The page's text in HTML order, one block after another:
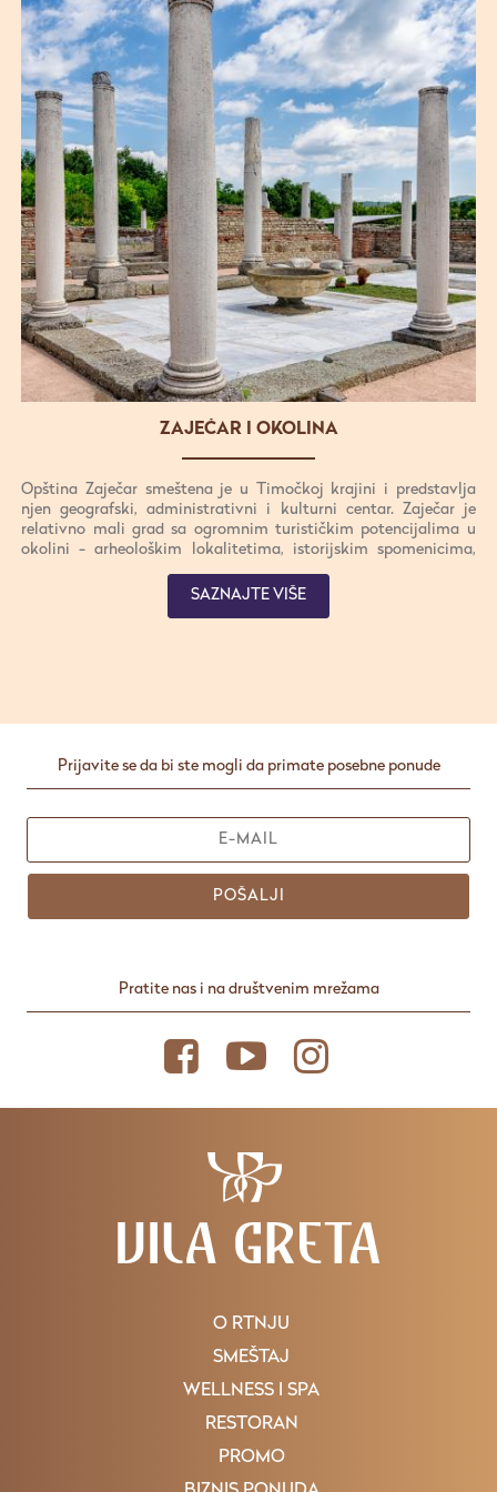
ZAJEČAR I OKOLINA
Opština Zaječar smeštena je u Timočkoj krajini i predstavlja
njen geografski, administrativni i kulturni centar. Zaječar je
relativno mali grad sa ogromnim turističkim potencijalima u
okolini - arheološkim lokalitetima, istorijskim spomenicima,
manastirima, banjama i pećinama.
SAZNAJTE VIŠE
Prijavite se da bi ste mogli da primate posebne ponude
POŠALJI
Pratite nas i na društvenim mrežama
O RTNJU
SMEŠTAJ
WELLNESS I SPA
RESTORAN
PROMO